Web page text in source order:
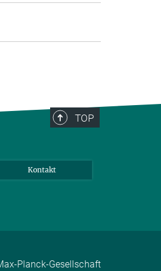
TOP
Kontakt
Planck-Gesellschaft